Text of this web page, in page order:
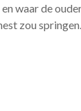
waar de
zou springen.